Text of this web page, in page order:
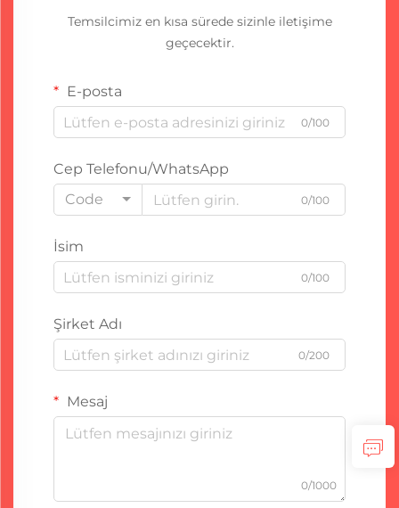
Temsilcimiz en kısa sürede sizinle iletişime
geçecektir.
E-posta
0/100
Cep Telefonu/WhatsApp
Code
0/100
İsim
0/100
Şirket Adı
0/200
Mesaj
0/1000